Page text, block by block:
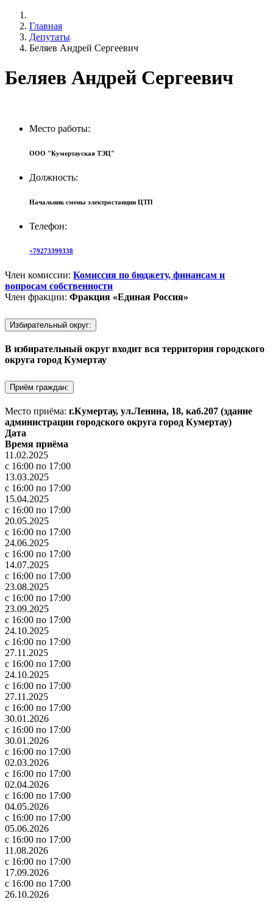
Главная
Депутаты
Беляев Андрей Сергеевич
Беляев Андрей Сергеевич
Место работы:
ООО "Кумертауская ТЭЦ"
Должность:
Начальник смены электростанции ЦТП
Телефон:
+79273399338
Член комиссии: Комиссия по бюджету, финансам и
вопросам собственности
Член фракции: Фракция «Единая Россия»
Избирательный округ:
В избирательный округ входит вся территория городского
округа город Кумертау
Приём граждан:
Место приёма: г.Кумертау, ул.Ленина, 18, каб.207 (здание
администрации городского округа город Кумертау)
Дата
Время приёма
11.02.2025
с 16:00 по 17:00
13.03.2025
с 16:00 по 17:00
15.04.2025
с 16:00 по 17:00
20.05.2025
с 16:00 по 17:00
24.06.2025
с 16:00 по 17:00
14.07.2025
с 16:00 по 17:00
23.08.2025
с 16:00 по 17:00
23.09.2025
с 16:00 по 17:00
24.10.2025
с 16:00 по 17:00
27.11.2025
с 16:00 по 17:00
24.10.2025
с 16:00 по 17:00
27.11.2025
с 16:00 по 17:00
30.01.2026
с 16:00 по 17:00
30.01.2026
с 16:00 по 17:00
02.03.2026
с 16:00 по 17:00
02.04.2026
с 16:00 по 17:00
04.05.2026
с 16:00 по 17:00
05.06.2026
с 16:00 по 17:00
11.08.2026
с 16:00 по 17:00
17.09.2026
с 16:00 по 17:00
26.10.2026